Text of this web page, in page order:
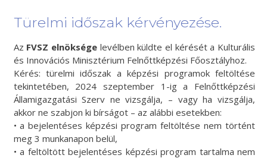
Türelmi időszak kérvényezése.
Az FVSZ elnökségelevélben küldte el kérését a Kulturális
és Innovációs Minisztérium Felnőttképzési Főosztályhoz.
Kérés: türelmi időszak a képzési programok feltöltése
tekintetében, 2024 szeptember 1-ig a Felnőttképzési
Államigazgatási Szerv ne vizsgálja, – vagy ha vizsgálja,
akkor ne szabjon ki bírságot – az alábbi esetekben:
• a bejelentéses képzési program feltöltése nem történt
meg 3 munkanapon belül,
• a feltöltött bejelentéses képzési program tartalma nem